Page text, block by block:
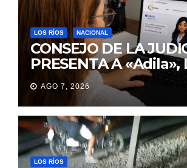
LOS RÍOS NACIONAL
CONSEJO DE LA
PRESENTA A «Adila»,
ASISTENTE VIRTUAL
ORIENTA A LA
SOBRE TRÁMITES
JUDICIALES
AGO 7, 2026
LOS RÍOS